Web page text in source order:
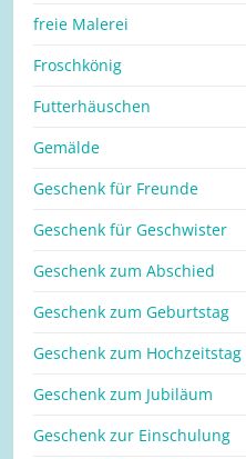
freie Malerei
Froschkönig
Futterhäuschen
Gemälde
Geschenk für Freunde
Geschenk für Geschwister
Geschenk zum Abschied
Geschenk zum Geburtstag
Geschenk zum Hochzeitstag
Geschenk zum Jubiläum
Geschenk zur Einschulung